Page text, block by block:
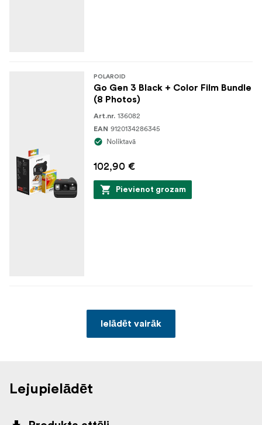
POLAROID
Go Gen 3 Black + Color Film Bundle
(8 Photos)
Art.nr. 136082
EAN 9120134286345
Noliktavā
102,90 €
Pievienot grozam
Ielādēt vairāk
Lejupielādēt